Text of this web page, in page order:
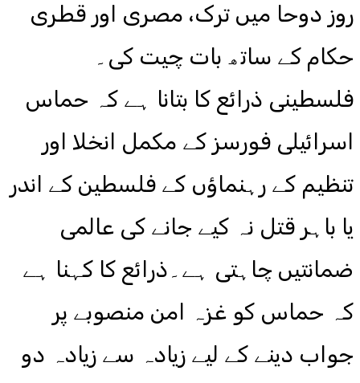
روز دوحا میں ترک، مصری اور قطری
حکام کے ساتھ بات چیت کی۔
فلسطینی ذرائع کا بتانا ہے کہ حماس
اسرائیلی فورسز کے مکمل انخلا اور
تنظیم کے رہنماؤں کے فلسطین کے اندر
یا باہر قتل نہ کیے جانے کی عالمی
ضمانتیں چاہتی ہے۔ذرائع کا کہنا ہے
کہ حماس کو غزہ امن منصوبے پر
جواب دینے کے لیے زیادہ سے زیادہ دو